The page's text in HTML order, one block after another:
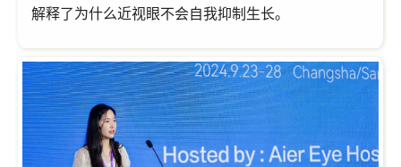
解释了为什么近视眼不会自我抑制生长。